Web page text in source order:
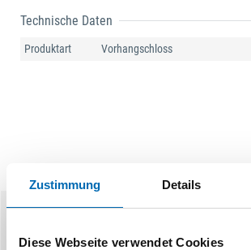
Zustimmung Details
Diese Webseite verwendet Cookies
Technische Daten
Produktart Vorhangschloss